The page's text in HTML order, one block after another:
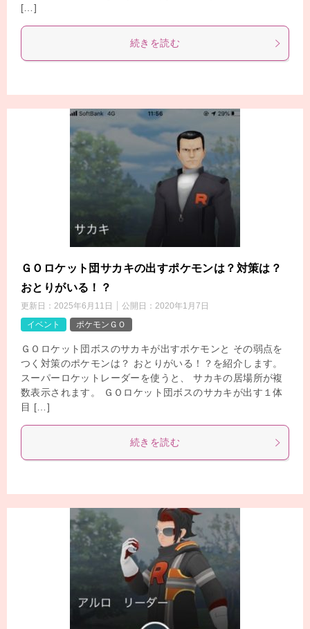
[…]
続きを読む
ＧＯロケット団サカキの出すポケモンは？対策は？
おとりがいる！？
更新日： 2025年6月11日 公開日： 2020年1月7日
イベント
ポケモンＧＯ
ＧＯロケット団ボスのサカキが出すポケモンと その弱点を
つく対策のポケモンは？ おとりがいる！？を紹介します。
スーパーロケットレーダーを使うと、 サカキの居場所が複
数表示されます。 ＧＯロケット団ボスのサカキが出す１体
目 […]
続きを読む